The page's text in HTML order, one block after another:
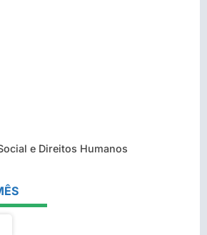
e Direitos Humanos